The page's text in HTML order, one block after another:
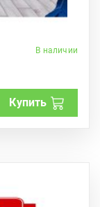
В наличии
Купить